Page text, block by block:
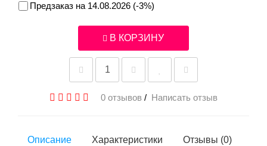
Предзаказ на 14.08.2026 (-3%)
В КОРЗИНУ
0 отзывов / Написать отзыв
Описание Характеристики Отзывы (0)